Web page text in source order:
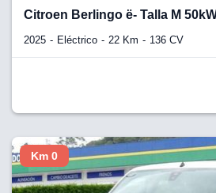
Citroen Berlingo ë- Talla M
2025 Eléctrico 22 Km 136 CV
Km 0